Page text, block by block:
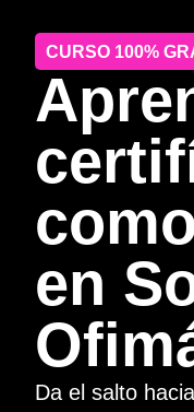
CURSO 100%
en
Da el salto